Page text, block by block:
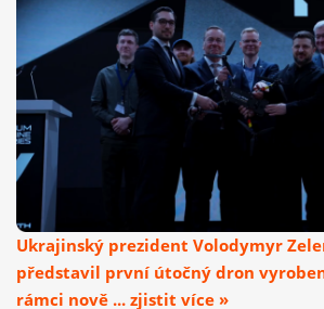
Ukrajinský prezident Volodymyr
představil první útočný dron
rámci nově ... zjistit více »